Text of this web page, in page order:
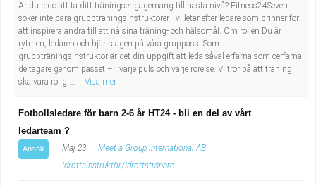
Är du redo att ta ditt träningsengagemang till nästa nivå? Fitness24Seven
söker inte bara gruppträningsinstruktörer - vi letar efter ledare som brinner för
att inspirera andra till att nå sina träning- och hälsomål. Om rollen Du är
rytmen, ledaren och hjärtslagen på våra gruppass. Som
gruppträningsinstruktör är det din uppgift att leda såväl erfarna som oerfarna
deltagare genom passet – i varje puls och varje rörelse. Vi tror på att träning
ska vara rolig,...
Visa mer
Fotbollsledare för barn 2-6 år HT24 - bli en del av vårt
ledarteam ?
Ansök Maj 23
Meet a Group international AB
Idrottsinstruktör/Idrottstränare